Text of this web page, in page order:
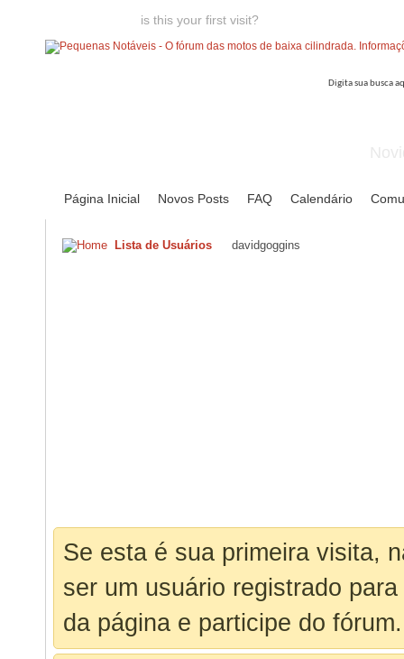
is this your first visit?
Página Inicial Novos Posts FAQ Calendário
Lista de Usuários davidgoggins
Se esta é sua primeira visita,
ser um usuário registrado
da página e participe do fórum.